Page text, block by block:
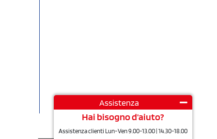
Assistenza
Hai bisogno d'aiuto?
Assistenza clienti Lun-Ven 9.00-13.00 | 14.30-18.00